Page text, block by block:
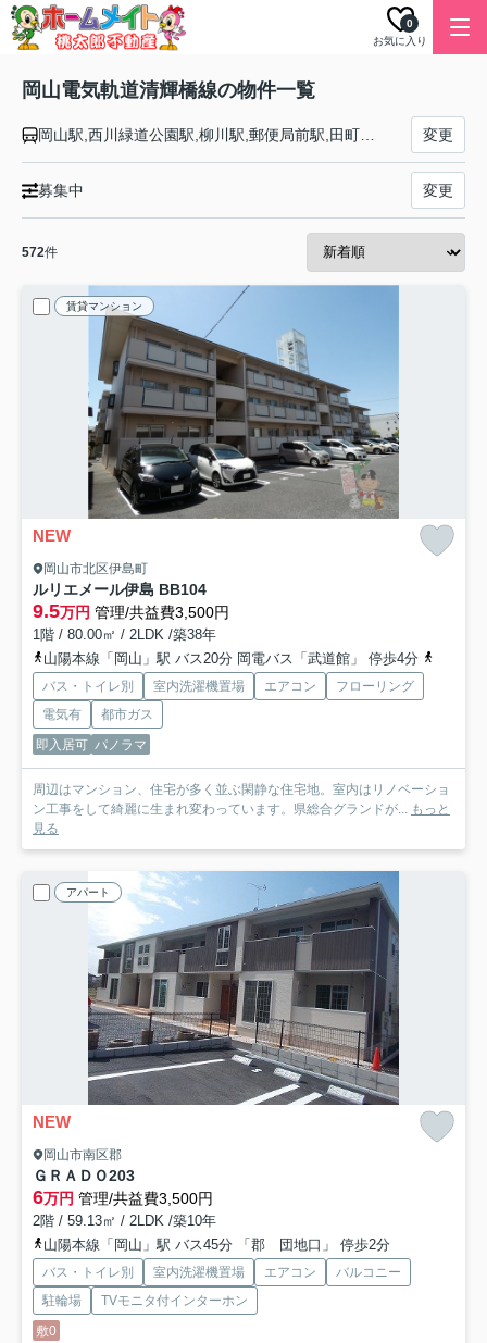
お気に入り
0
岡山電気軌道清輝橋線の物件一覧
変更
募集中 変更
572件
賃貸マンション
NEW
岡山市北区伊島町
ルリエメール伊島 BB104
9.5万円 管理/共益費3,500円
1階 / 80.00㎡ / 2LDK /築38年
山陽本線「岡山」駅 バス20分 岡電バス「武道館」 停歩4分
バス・トイレ別 室内洗濯機置場 エアコン
フローリング
電気有
都市ガス
即入居可 パノラマ
周辺はマンション、住宅が多く並ぶ閑静な住宅地。室内はリノベーショ
ン工事をして綺麗に生まれ変わっています。県総合グランドが... もっと
見る
アパート
NEW
岡山市南区郡
ＧＲＡＤＯ203
6万円 管理/共益費3,500円
2階 / 59.13㎡ / 2LDK /築10年
山陽本線「岡山」駅 バス45分 「郡 団地口」 停歩2分
バス・トイレ別 室内洗濯機置場 エアコン
バルコニー
駐輪場
TVモニタ付インターホン
敷0